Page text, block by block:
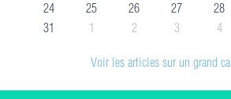
24
25 26 27 28
31
1 2 3 4
Voir les articles sur un grand